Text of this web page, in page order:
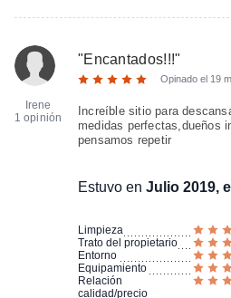
Irene
1 opinión
"Encantados!!!"
Opinado el 19
Increíble sitio para
medidas perfectas,dueños
pensamos repetir
Estuvo en Julio 2019,
Limpieza
Trato del propietario
Entorno
Equipamiento
Relación
calidad/precio